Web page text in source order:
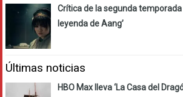
Crítica de la segunda temporada
leyenda de Aang’
Últimas noticias
HBO Max lleva ‘La Casa del